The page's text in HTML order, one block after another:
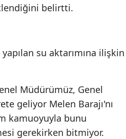
belirtti.
su aktarımına ilişkin
Müdürümüz, Genel
geliyor Melen Barajı'nı
kamuoyuyla bunu
gerekirken bitmiyor.